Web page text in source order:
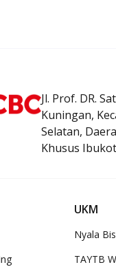
Jl. Prof. DR.
Kuningan,
Selatan,
Khusus
UKM
Nyala
TAYTB